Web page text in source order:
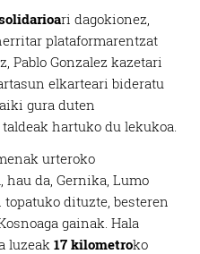
ri dagokionez,
plataformarentzat
Pablo Gonzalez kazetari
elkarteari bideratu
gura duten
hartuko du lekukoa.
urteroko
da, Gernika, Lumo
dituzte, besteren
gainak. Hala
luzeak17 kilometroko